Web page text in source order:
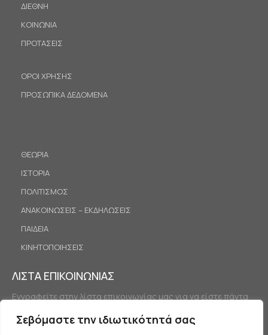
Σεβόμαστε την ιδιωτικότητά σας
ΔΙΕΘΝΗ
ΚΟΙΝΩΝΙΑ
ΠΡΟΤΑΣΕΙΣ
ΟΡΟΙ ΧΡΗΣΗΣ
ΠΡΟΣΩΠΙΚΑ ΔΕΔΟΜΕΝΑ
ΘΕΩΡΙΑ
ΙΣΤΟΡΙΑ
ΠΟΛΙΤΙΣΜΟΣ
ΑΝΑΚΟΙΝΩΣΕΙΣ – ΕΚΔΗΛΩΣΕΙΣ
ΠΑΙΔΕΙΑ
ΚΙΝΗΤΟΠΟΙΗΣΕΙΣ
ΛΙΣΤΑ ΕΠΙΚΟΙΝΩΝΙΑΣ
Εγγραφείτε στην λίστα επικοινωνίας μας για να είστε πάντα